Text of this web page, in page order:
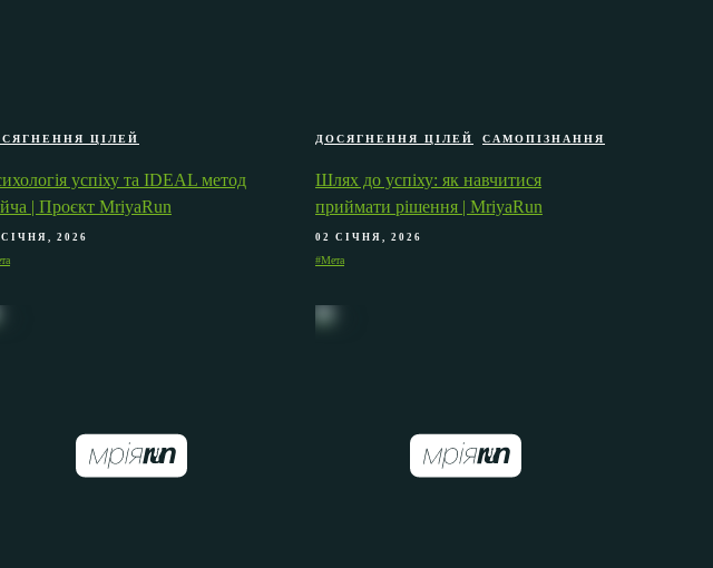
ЦІЛЕЙ
успіху та IDEAL метод
| Проєкт MriyaRun
СІЧНЯ, 2026
ДОСЯГНЕННЯ ЦІЛЕЙ САМОПІЗНАННЯ
Шлях до успіху: як навчитися
приймати рішення | MriyaRun
02 СІЧНЯ, 2026
#Мета